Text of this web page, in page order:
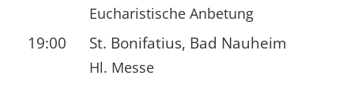
Eucharistische Anbetung
19:00 St. Bonifatius, Bad Nauheim
Hl. Messe